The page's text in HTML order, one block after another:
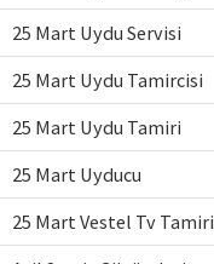
25 Mart Uydu Servisi
25 Mart Uydu Tamircisi
25 Mart Uydu Tamiri
25 Mart Uyducu
25 Mart Vestel Tv Tamiri